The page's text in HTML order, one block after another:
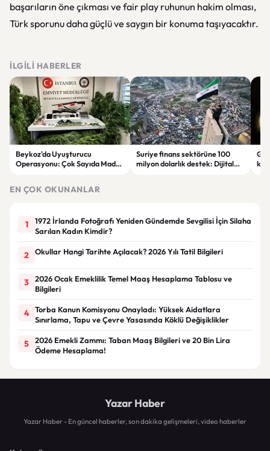
başarıların öne çıkması ve fair play ruhunun hakim olması,
Türk sporunu daha güçlü ve saygın bir konuma taşıyacaktır.
İLGILI HABERLER
Beykoz'da Uyuşturucu
Operasyonu: Çok Sayıda Madde
Suriye finans sektörüne 100
milyon dolarlık destek: Dijital
EN ÇOK OKUNANLAR
1
1972 İrlanda Fotoğrafı Yeniden Gündemde Sevgilisi İçin Silaha
Sarılan Kadın Kimdir?
2 Okullar Hangi Tarihte Açılacak? 2026 Yılı Tatil Bilgileri
3
2026 Ocak Emeklilik Temel Maaş Hesaplama Tablosu ve
Bilgileri
4
Torba Kanun Komisyonu Onayladı: Yüksek Aidatlara
Sınırlama, Tapu ve Çevre Yasasında Köklü Değişiklikler
5
2026 Emekli Zammı: Taban Maaş Bilgileri ve 20 Bin Lira
Ödeme Hesaplama!
Yazar Haber
Yazar Haber - En güncel haberler, son dakika gelişmeleri, video haberler